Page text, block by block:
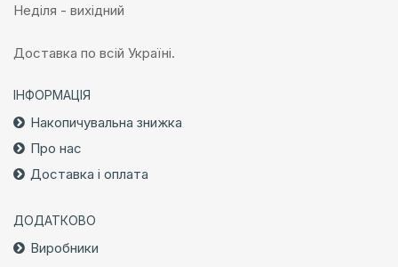
Неділя - вихідний
Доставка по всій Україні.
ІНФОРМАЦІЯ
Накопичувальна знижка
Про нас
Доставка і оплата
ДОДАТКОВО
Виробники